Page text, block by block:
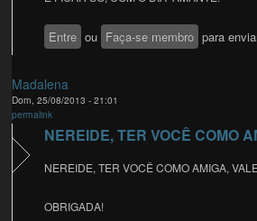
Entre ou Faça-se membro para
Madalena
Dom, 25/08/2013 - 21:01
permalink
NEREIDE, TER VOCÊ COMO
NEREIDE, TER VOCÊ COMO AMIGA,
OBRIGADA!